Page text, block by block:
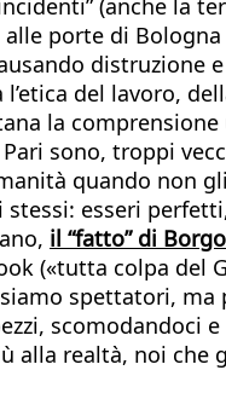
(anche la
porte di Bologna
distruzione
del lavoro,
la
sono, troppi
quando non
stessi: esseri
il “fatto” di
(«tutta colpa del
spettatori, ma
scomodandoci
alla realtà, noi che